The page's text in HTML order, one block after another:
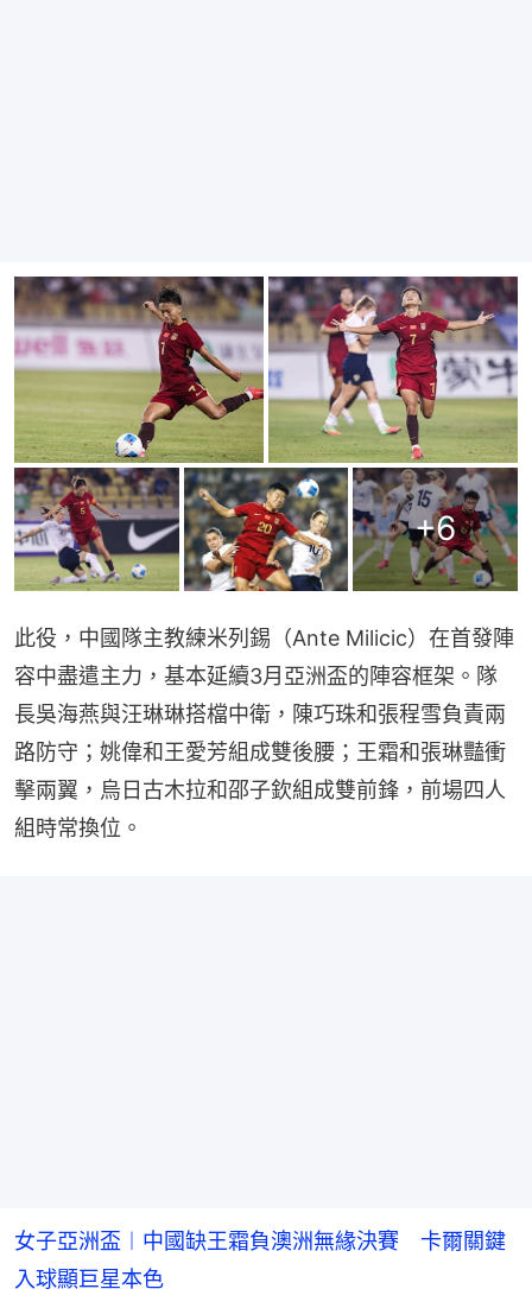
+6
此役，中國隊主教練米列錫（Ante Milicic）在首發陣
容中盡遣主力，基本延續3月亞洲盃的陣容框架。隊
長吳海燕與汪琳琳搭檔中衛，陳巧珠和張程雪負責兩
路防守；姚偉和王愛芳組成雙後腰；王霜和張琳豔衝
擊兩翼，烏日古木拉和邵子欽組成雙前鋒，前場四人
組時常換位。
女子亞洲盃︱中國缺王霜負澳洲無緣決賽 卡爾關鍵
入球顯巨星本色